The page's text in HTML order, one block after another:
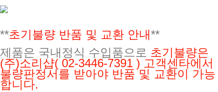
**초기불량 반품 및 교환 안내**
제품은 국내정식 수입품으로 초기불량은
(주)소리샵( 02-3446-7391 ) 고객센타에서
불량판정서를 받아야 반품 및 교환이 가능
합니다.